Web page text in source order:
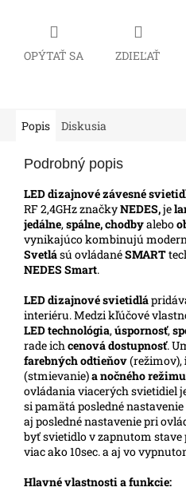
OPÝTAŤ SA ZDIEĽAŤ
Popis Diskusia
Podrobný popis
LED dizajnové závesné
RF 2,4GHz značkyNEDES,je
jedálne,spálne, chodbyalebo
vynikajúco kombinujú
Svetlású ovládanéSMART
NEDES Smart.
LEDdizajnové svietidlá
interiéru. Medzi kľúčové
LED technológia,úspornosť,
rade ichcenová dostupnosť.
farebných odtieňov(režimov),
(stmievanie)a nočného režimu
ovládania viacerých svietidiel
si pamätá posledné
aj posledné nastavenie pri
byť svietidlo v zapnutom
viac ako 10sec. a aj vo
Hlavné vlastnosti a funkcie: